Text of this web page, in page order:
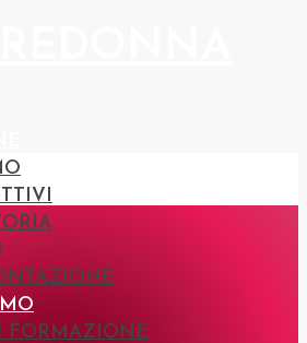
FORMAZIONE